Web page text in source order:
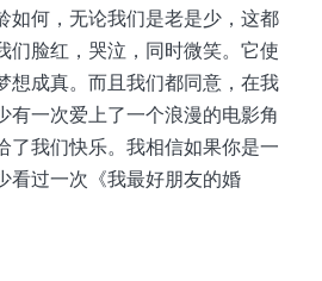
如何，无论我们是老是少，这都
们脸红，哭泣，同时微笑。它使
想成真。而且我们都同意，在我
有一次爱上了一个浪漫的电影角
了我们快乐。我相信如果你是一
看过一次《我最好朋友的婚